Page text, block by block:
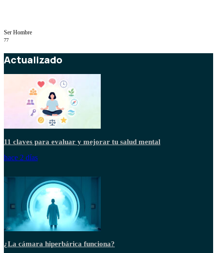
Ser Hombre
77
Actualizado
11 claves para evaluar y mejorar tu salud mental
hace 2 días
¿La cámara hiperbárica funciona?